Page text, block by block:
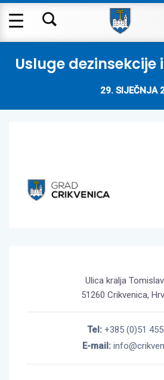
Usluge
29. SIJEČNJA
Ulica kralja
51260 Crikvenica,
Tel: +385 (0)51
E-mail: